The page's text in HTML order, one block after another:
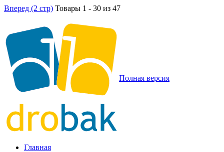
Вперед (2 стр) Товары 1 - 30 из 47
Полная версия
Главная